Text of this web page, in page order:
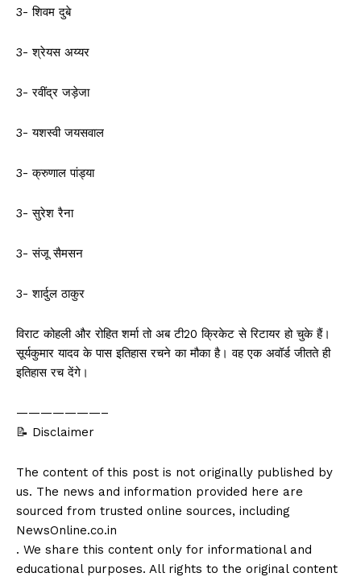
3- शिवम दुबे
3- श्रेयस अय्यर
3- रवींद्र जड़ेजा
3- यशस्वी जयसवाल
3- क्रुणाल पांड्या
3- सुरेश रैना
3- संजू सैमसन
3- शार्दुल ठाकुर
विराट कोहली और रोहित शर्मा तो अब टी20 क्रिकेट से रिटायर हो चुके हैं।
सूर्यकुमार यादव के पास इतिहास रचने का मौका है। वह एक अवॉर्ड जीतते ही
इतिहास रच देंगे।
———————–
📝 Disclaimer
The content of this post is not originally published by
us. The news and information provided here are
sourced from trusted online sources, including
NewsOnline.co.in
. We share this content only for informational and
educational purposes. All rights to the original content